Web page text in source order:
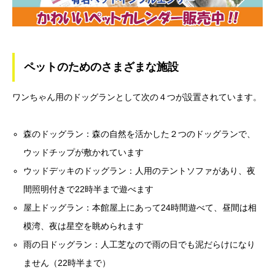
ペットのためのさまざまな施設
ワンちゃん用のドッグランとして次の４つが設置されています。
森のドッグラン：森の自然を活かした２つのドッグランで、
ウッドチップが敷かれています
ウッドデッキのドッグラン：人用のテントソファがあり、夜
間照明付きで22時半まで遊べます
屋上ドッグラン：本館屋上にあって24時間遊べて、昼間は相
模湾、夜は星空を眺められます
雨の日ドッグラン：人工芝なので雨の日でも泥だらけになり
ません（22時半まで）